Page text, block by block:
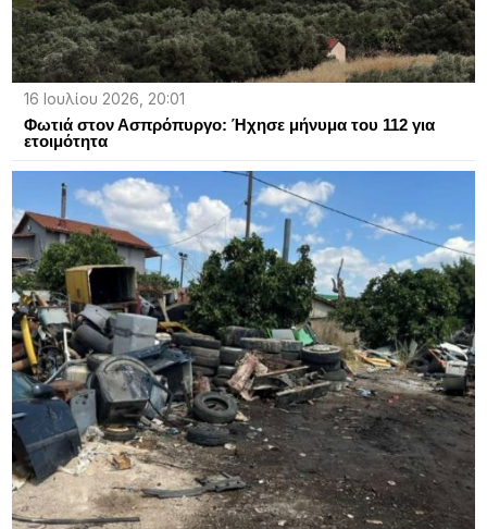
16 Ιουλίου 2026, 20:01
Φωτιά στον Ασπρόπυργο: Ήχησε μήνυμα του 112 για
ετοιμότητα